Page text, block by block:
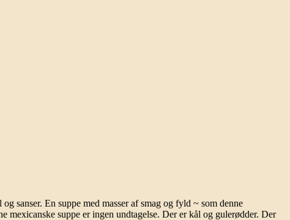
sanser. En suppe med masser af smag og fyld ~ som denne
mexicanske suppe er ingen undtagelse. Der er kål og gulerødder. Der